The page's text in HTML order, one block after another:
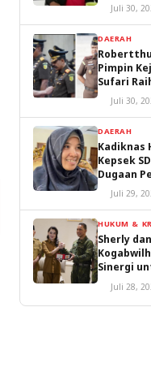
Juli 30,
DAERAH
Pimpin
Sufari
Juli 30,
DAERAH
Kadiknas
Kepsek
Dugaan
Diproses
Juli 29,
HUKUM &
Sherly
Sinergi
Juli 28,